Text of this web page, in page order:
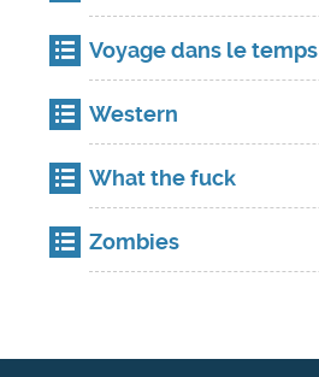
Voyage dans le temps
Western
What the fuck
Zombies